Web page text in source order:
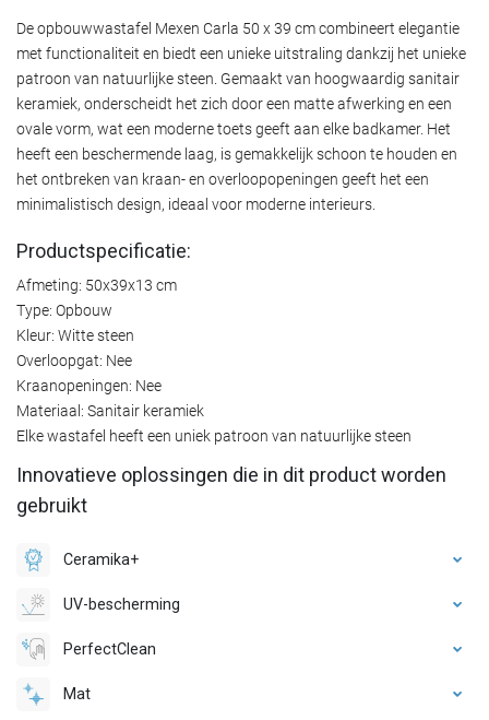
De opbouwwastafel Mexen Carla 50 x 39 cm combineert elegantie
met functionaliteit en biedt een unieke uitstraling dankzij het unieke
patroon van natuurlijke steen. Gemaakt van hoogwaardig sanitair
keramiek, onderscheidt het zich door een matte afwerking en een
ovale vorm, wat een moderne toets geeft aan elke badkamer. Het
heeft een beschermende laag, is gemakkelijk schoon te houden en
het ontbreken van kraan- en overloopopeningen geeft het een
minimalistisch design, ideaal voor moderne interieurs.
Productspecificatie:
Afmeting: 50x39x13 cm
Type: Opbouw
Kleur: Witte steen
Overloopgat: Nee
Kraanopeningen: Nee
Materiaal: Sanitair keramiek
Elke wastafel heeft een uniek patroon van natuurlijke steen
Innovatieve oplossingen die in dit product worden
gebruikt
Ceramika+
UV-bescherming
PerfectClean
Mat